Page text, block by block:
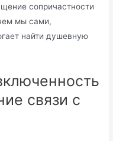
сопричастности
мы сами,
найти душевную
связи с